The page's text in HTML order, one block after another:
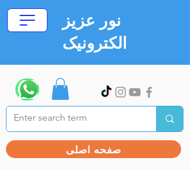
نور عزیز
الکترونیک
صفحه اصلی